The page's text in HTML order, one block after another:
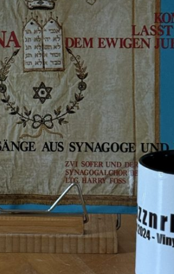
GEBETE
UND
GESÄNGE
AUS
SYNAGOGE
UND
HAUS“